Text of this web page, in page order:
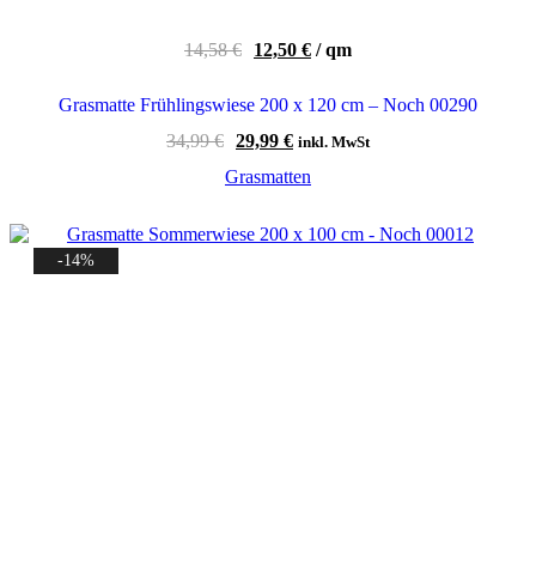
14,58€ 12,50 € /qm
Grasmatte Frühlingswiese 200 x 120 cm – Noch 00290
34,99€ Ursprünglicher
war:
29,99 €Aktueller
ist:
inkl. MwSt
Grasmatten
-14%